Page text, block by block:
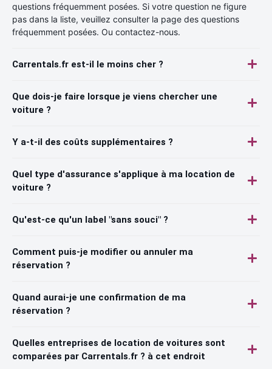
questions fréquemment posées. Si votre question ne figure
pas dans la liste, veuillez consulter la page des questions
fréquemment posées. Ou contactez-nous.
Carrentals.fr est-il le moins cher ?
Que dois-je faire lorsque je viens chercher une
voiture ?
Y a-t-il des coûts supplémentaires ?
Quel type d'assurance s'applique à ma location de
voiture ?
Qu'est-ce qu'un label "sans souci" ?
Comment puis-je modifier ou annuler ma
réservation ?
Quand aurai-je une confirmation de ma
réservation ?
Quelles entreprises de location de voitures sont
comparées par Carrentals.fr ? à cet endroit